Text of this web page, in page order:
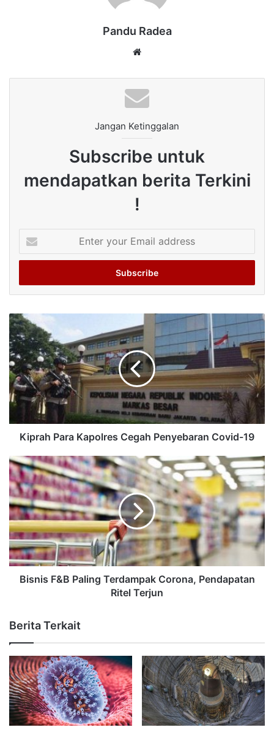
Pandu Radea
Jangan Ketinggalan
Subscribe untuk
mendapatkan berita Terkini
!
your
Email
Kiprah Para Kapolres Cegah Penyebaran Covid-19
Bisnis F&B Paling Terdampak Corona, Pendapatan
Ritel Terjun
Berita Terkait